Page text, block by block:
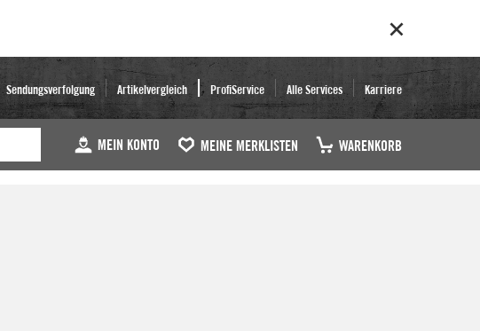
Sendungsverfolgung Artikelvergleich ProfiService Alle Services Karriere
MEIN KONTO MEINE MERKLISTEN WARENKORB